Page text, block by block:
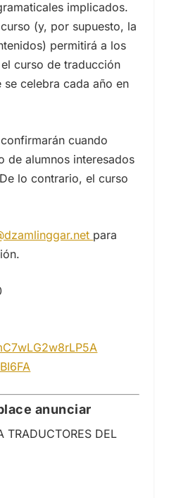
implicados.
(y, por supuesto, la
permitirá a los
curso de traducción
celebra cada año en
cuando
de alumnos interesados
lo contrario, el curso
para
anunciar
TRADUCTORES DEL